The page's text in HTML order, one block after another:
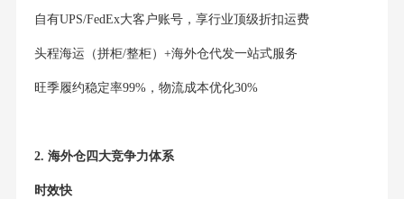
自有UPS/FedEx大客户账号，享行业顶级折扣运费
头程海运（拼柜/整柜）+海外仓代发一站式服务
旺季履约稳定率99%，物流成本优化30%
2. 海外仓四大竞争力体系
时效快